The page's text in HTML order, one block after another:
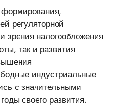
формирования,
регуляторной
зрения налогообложения
так и развития
индустриальные
с значительными
своего развития.